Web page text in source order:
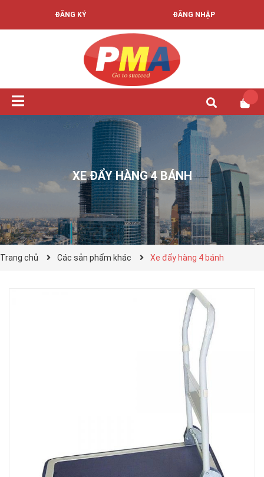
ĐĂNG KÝ ĐĂNG NHẬP
XE ĐẨY HÀNG 4 BÁNH
Trang chủ Các sản phẩm khác Xe đẩy hàng 4 bánh